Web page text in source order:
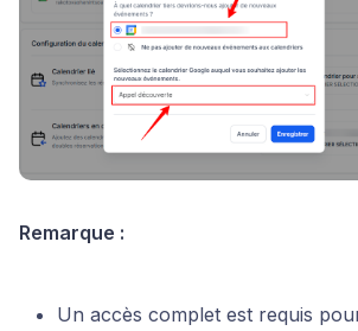
Remarque :
Un accès complet est requis